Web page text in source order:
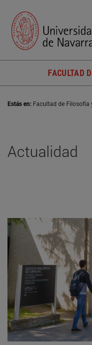
FACULTAD
Estás en: Facultad de Filosofía
Actualidad